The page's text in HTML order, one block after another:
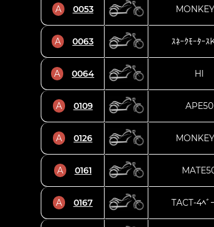
A 0053
A 0063 ｽﾈｰｸﾓｰﾀｰｽ
A 0064 HI
A 0109 APE50
A 0126
A 0161
A 0167 TACT-4ﾍﾞ